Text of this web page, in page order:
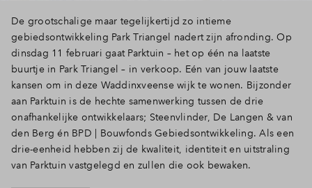
De grootschalige maar tegelijkertijd zo intieme
gebiedsontwikkeling Park Triangel nadert zijn afronding. Op
dinsdag 11 februari gaat Parktuin – het op één na laatste
buurtje in Park Triangel – in verkoop. Eén van jouw laatste
kansen om in deze Waddinxveense wijk te wonen. Bijzonder
aan Parktuin is de hechte samenwerking tussen de drie
onafhankelijke ontwikkelaars; Steenvlinder, De Langen & van
den Berg én BPD | Bouwfonds Gebiedsontwikkeling. Als een
drie-eenheid hebben zij de kwaliteit, identiteit en uitstraling
van Parktuin vastgelegd en zullen die ook bewaken.